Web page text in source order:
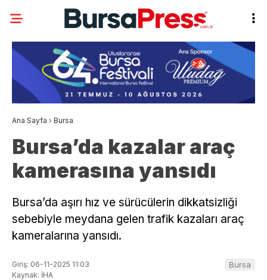
Ana Sayfa › Bursa
Bursa’da kazalar araç
kamerasına yansıdı
Bursa’da aşırı hız ve sürücülerin dikkatsizliği
sebebiyle meydana gelen trafik kazaları araç
kameralarına yansıdı.
Giriş: 06-11-2025 11:03
Kaynak: İHA
Bursa